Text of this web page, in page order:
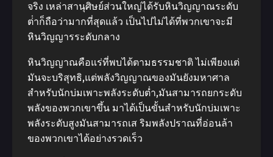
จริง เหล่าสานุศิษย์ส่วนใหญ่ได้รับหินวิญญาณระดับ
ต่ําก็ถือว่ามากที่สุดแล้ว เป็นไปไม่ได้ที่พวกเขาจะมี
หินวิญญารระดับกลาง
หินวิญญาณคือแร่ที่พบได้ตามธรรมชาติ ไม่เพียงแต่
มันจะบริสุทธิ,แต่พลังวิญญาณของมันยังมหาศาล
สําหรับนักบ่มเพาะพลังระดับต่ำ,มันสามารถยกระดับ
พลังของพวกเขาขึ้น มาได้เป็นขั้นสําหรับนักบ่มเพาะ
พลังระดับสูงมันสามารถเส ริมพลังปราณที่อ่อนล้า
ของพวกเขาได้อย่างรวดเร็ว